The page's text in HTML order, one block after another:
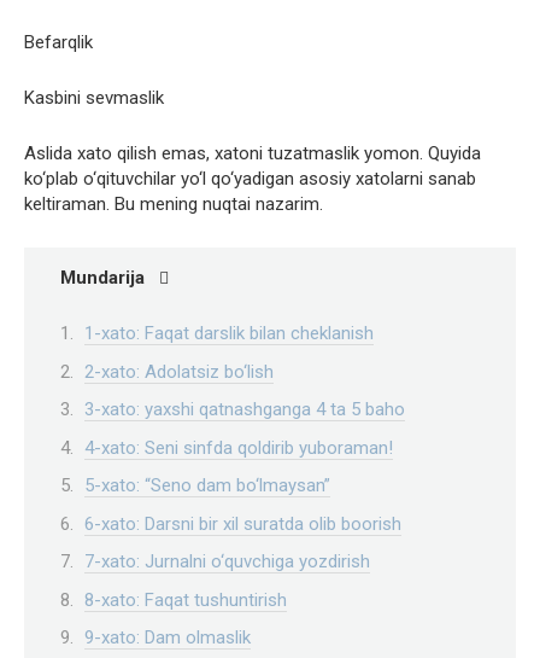
Befarqlik
Kasbini sevmaslik
Aslida xato qilish emas, xatoni tuzatmaslik yomon. Quyida
ko‘plab o‘qituvchilar yo‘l qo‘yadigan asosiy xatolarni sanab
keltiraman. Bu mening nuqtai nazarim.
Mundarija
1-xato: Faqat darslik bilan cheklanish
2-xato: Adolatsiz bo‘lish
3-xato: yaxshi qatnashganga 4 ta 5 baho
4-xato: Seni sinfda qoldirib yuboraman!
5-xato: “Seno dam bo‘lmaysan”
6-xato: Darsni bir xil suratda olib boorish
7-xato: Jurnalni o‘quvchiga yozdirish
8-xato: Faqat tushuntirish
9-xato: Dam olmaslik